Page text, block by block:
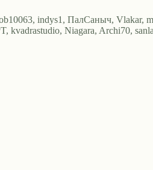
indys1, ПалСаныч, Vlakar,
Niagara, Archi70,